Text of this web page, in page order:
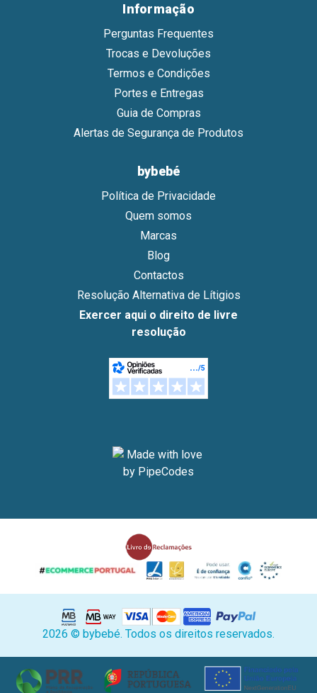
Informação
Perguntas Frequentes
Trocas e Devoluções
Termos e Condições
Portes e Entregas
Guia de Compras
Alertas de Segurança de Produtos
bybebé
Política de Privacidade
Quem somos
Marcas
Blog
Contactos
Resolução Alternativa de Lítigios
Exercer aqui o direito de livre
resolução
2026 © bybebé. Todos os direitos reservados.